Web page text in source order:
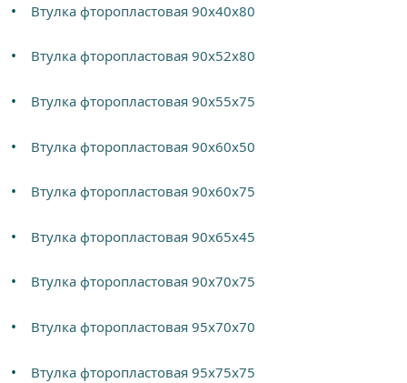
Втулка фторопластовая 90х40х80
Втулка фторопластовая 90х52х80
Втулка фторопластовая 90х55х75
Втулка фторопластовая 90х60х50
Втулка фторопластовая 90х60х75
Втулка фторопластовая 90х65х45
Втулка фторопластовая 90х70х75
Втулка фторопластовая 95х70х70
Втулка фторопластовая 95х75х75